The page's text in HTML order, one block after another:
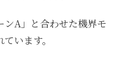
A」と合わせた機界モ
います。